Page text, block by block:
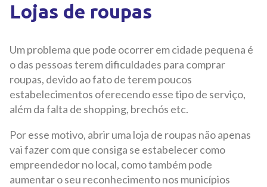
Lojas de roupas
Um problema que pode ocorrer em cidade pequena é
o das pessoas terem dificuldades para comprar
roupas, devido ao fato de terem poucos
estabelecimentos oferecendo esse tipo de serviço,
além da falta de shopping, brechós etc.
Por esse motivo, abrir uma loja de roupas não apenas
vai fazer com que consiga se estabelecer como
empreendedor no local, como também pode
aumentar o seu reconhecimento nos municípios